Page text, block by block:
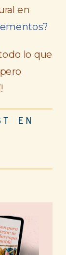
en
lo que
EN